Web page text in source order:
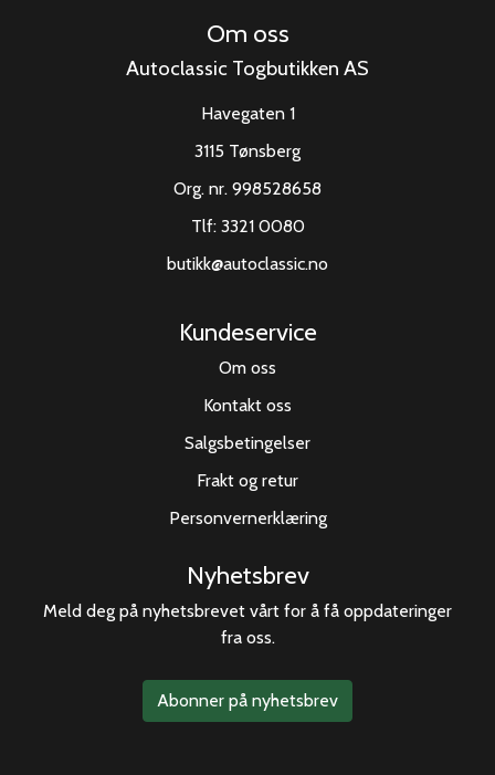
Om oss
Autoclassic Togbutikken AS
Havegaten 1
3115 Tønsberg
Org. nr. 998528658
Tlf: 3321 0080
butikk@autoclassic.no
Kundeservice
Om oss
Kontakt oss
Salgsbetingelser
Frakt og retur
Personvernerklæring
Nyhetsbrev
Meld deg på nyhetsbrevet vårt for å få oppdateringer
fra oss.
Abonner på nyhetsbrev